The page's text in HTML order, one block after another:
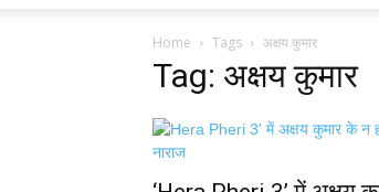
Home Tags अक्षय कुमार
Tag: अक्षय कुमार